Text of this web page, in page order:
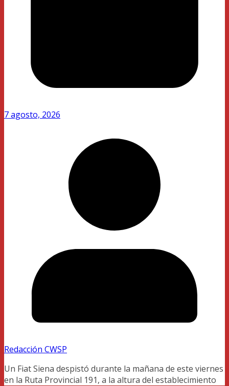
7 agosto, 2026
Redacción CWSP
Un Fiat Siena despistó durante la mañana de este viernes
en la Ruta Provincial 191, a la altura del establecimiento